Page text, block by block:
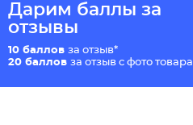
Дарим баллы за
отзывы
10 баллов за отзыв*
20 баллов за отзыв с фото товара